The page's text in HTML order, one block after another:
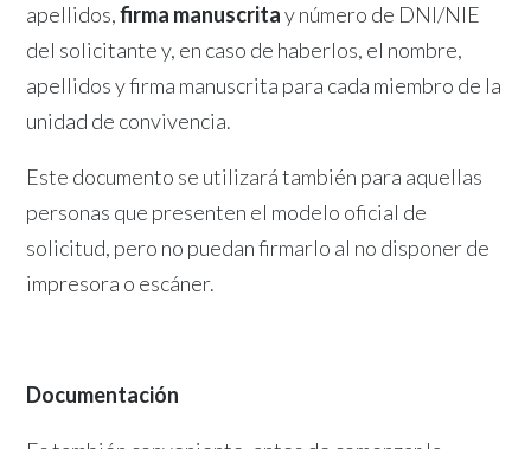
apellidos,firma manuscritay número de DNI/NIE
del solicitante y, en caso de haberlos, el nombre,
apellidos y firma manuscrita para cada miembro de la
unidad de convivencia.
Este documento se utilizará también para aquellas
personas que presenten el modelo oficial de
solicitud, pero no puedan firmarlo al no disponer de
impresora o escáner.
Documentación